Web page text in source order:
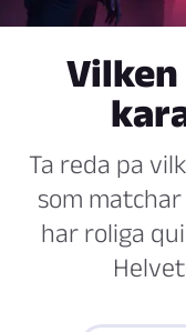
Vilken
Ta reda pa
som
har roliga